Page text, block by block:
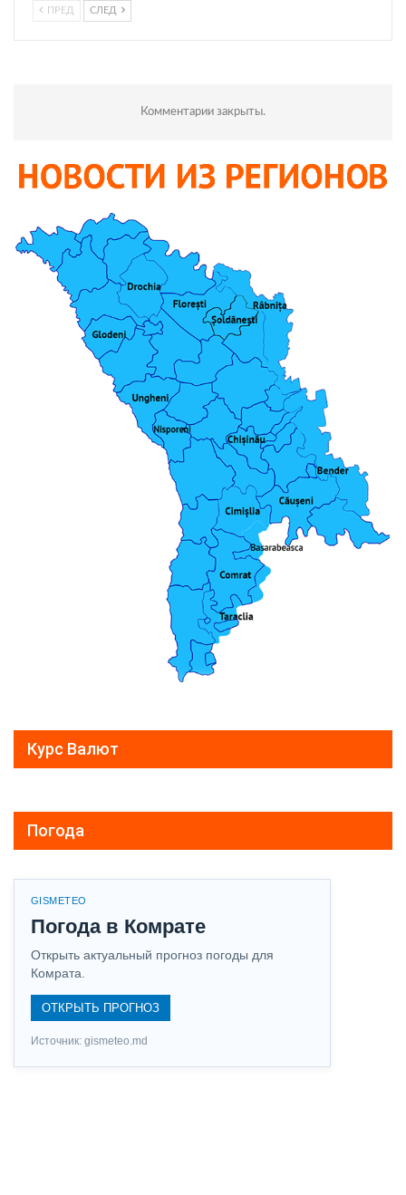
ПРЕД СЛЕД
Комментарии закрыты.
Курс Валют
Погода
GISMETEO
Погода в Комрате
Открыть актуальный прогноз погоды для
Комрата.
ОТКРЫТЬ ПРОГНОЗ
Источник: gismeteo.md